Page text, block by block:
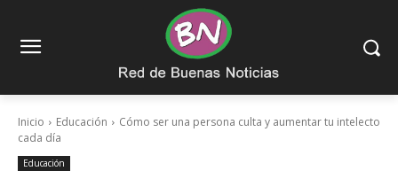
Inicio Educación
Cómo ser una persona culta y aumentar tu intelecto
cada día
Educación